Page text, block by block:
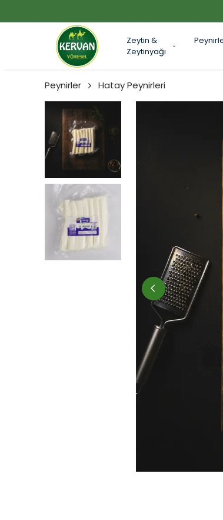
Zeytin &
Zeytinyağı
Peynirler Hatay Peynirleri